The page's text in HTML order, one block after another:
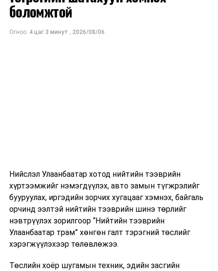
ам.долларбайхаар тооцжээ.
боломжтой
Огноо: 4 цаг 3 минут , 2026/08/06
Нийслэл Улаанбаатар хотод нийтийн тээврийн
хүртээмжийг нэмэгдүүлэх, авто замын түгжрэлийг
бууруулах, иргэдийн зорчих хугацааг хэмнэх, байгаль
орчинд ээлтэй нийтийн тээврийн шинэ төрлийг
нэвтрүүлэх зорилгоор “Нийтийн тээврийн
Улаанбаатар трам” хөнгөн галт тэрэгний төслийг
хэрэгжүүлэхээр төлөвлөжээ.
Төслийн хоёр шугамын техник, эдийн засгийн